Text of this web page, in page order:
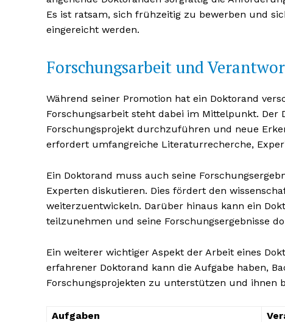
Es ist ratsam, sich frühzeitig zu bewerben und
eingereicht werden.
Forschungsarbeit und
Während seiner Promotion hat ein Doktorand
Forschungsarbeit steht dabei im Mittelpunkt.
Forschungsprojekt durchzuführen und neue
erfordert umfangreiche Literaturrecherche,
Ein Doktorand muss auch seine
Experten diskutieren. Dies fördert den
weiterzuentwickeln. Darüber hinaus kann ein
teilzunehmen und seine Forschungsergebnisse
Ein weiterer wichtiger Aspekt der Arbeit eines
erfahrener Doktorand kann die Aufgabe haben,
Forschungsprojekten zu unterstützen und ihnen
Aufgaben